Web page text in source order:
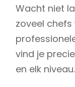
Wacht niet
zoveel
vind je
en elk niveau.